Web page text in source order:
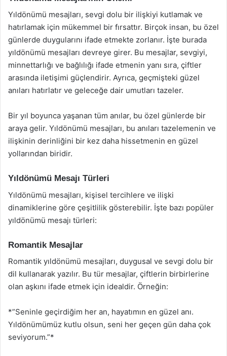
Yıldönümü mesajları, sevgi dolu bir ilişkiyi kutlamak ve
hatırlamak için mükemmel bir fırsattır. Birçok insan, bu özel
günlerde duygularını ifade etmekte zorlanır. İşte burada
yıldönümü mesajları devreye girer. Bu mesajlar, sevgiyi,
minnettarlığı ve bağlılığı ifade etmenin yanı sıra, çiftler
arasında iletişimi güçlendirir. Ayrıca, geçmişteki güzel
anıları hatırlatır ve geleceğe dair umutları tazeler.
Bir yıl boyunca yaşanan tüm anılar, bu özel günlerde bir
araya gelir. Yıldönümü mesajları, bu anıları tazelemenin ve
ilişkinin derinliğini bir kez daha hissetmenin en güzel
yollarından biridir.
Yıldönümü Mesajı Türleri
Yıldönümü mesajları, kişisel tercihlere ve ilişki
dinamiklerine göre çeşitlilik gösterebilir. İşte bazı popüler
yıldönümü mesajı türleri:
Romantik Mesajlar
Romantik yıldönümü mesajları, duygusal ve sevgi dolu bir
dil kullanarak yazılır. Bu tür mesajlar, çiftlerin birbirlerine
olan aşkını ifade etmek için idealdir. Örneğin:
*”Seninle geçirdiğim her an, hayatımın en güzel anı.
Yıldönümümüz kutlu olsun, seni her geçen gün daha çok
seviyorum.”*